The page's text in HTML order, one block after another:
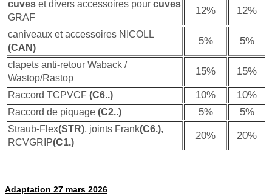
cuves et divers accessoires pour cuves
GRAF
12% 12%
caniveaux et accessoires NICOLL
(CAN)
5% 5%
clapets anti-retour Waback /
Wastop/Rastop
15% 15%
Raccord TCPVCF (C6..) 10% 10%
Raccord de piquage (C2..) 5% 5%
Straub-Flex(STR), joints Frank(C6.),
RCVGRIP(C1.)
20% 20%
Adaptation 27 mars 2026